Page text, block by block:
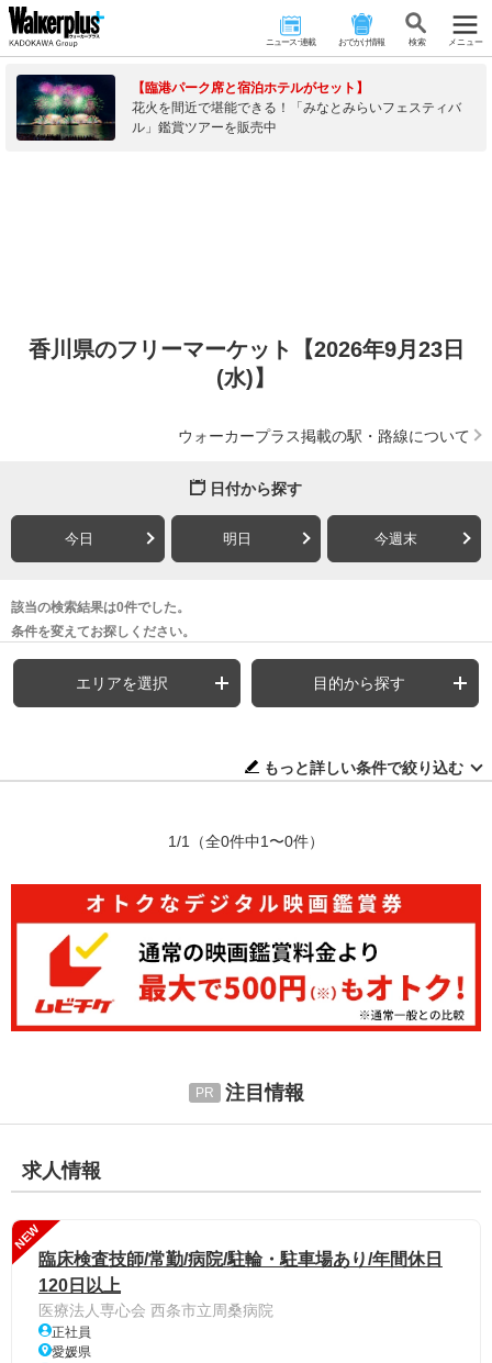
ニュース･連載 おでかけ情報 検 索 メニュー
【臨港パーク席と宿泊ホテルがセット】
花火を間近で堪能できる！「みなとみらいフェスティバ
ル」鑑賞ツアーを販売中
香川県のフリーマーケット【2026年9月23日
(水)】
ウォーカープラス掲載の駅・路線について
日付から探す
今日 明日 今週末
該当の検索結果は0件でした。
条件を変えてお探しください。
エリアを選択 目的から探す
もっと詳しい条件で絞り込む
1/1 （全0件中1〜0件）
注目情報
求人情報
NEW
臨床検査技師/常勤/病院/駐輪・駐車場あり/年間休日
120日以上
医療法人専心会 西条市立周桑病院
正社員
愛媛県